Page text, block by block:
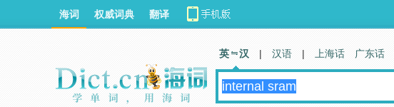
海词 权威词典 翻译
英 汉 | 汉语 | 上海话 广东话